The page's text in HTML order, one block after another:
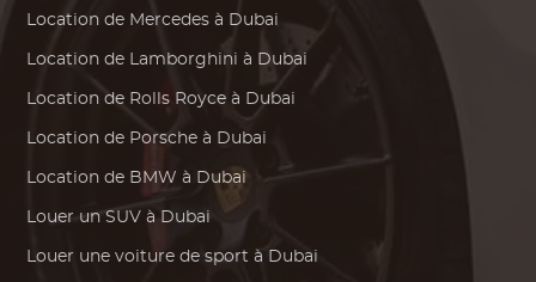
Location de Mercedes à Dubai
Location de Lamborghini à Dubai
Location de Rolls Royce à Dubai
Location de Porsche à Dubai
Location de BMW à Dubai
Louer un SUV à Dubai
Louer une voiture de sport à Dubai